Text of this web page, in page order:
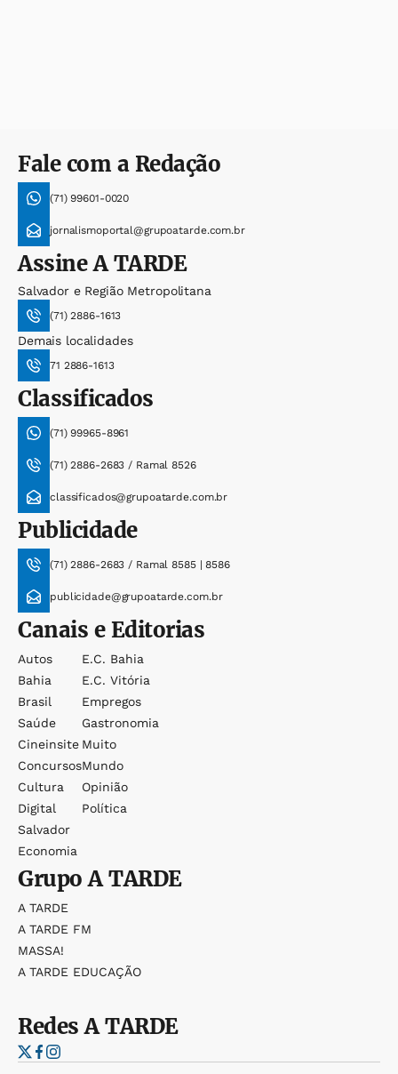
Fale com a Redação
(71) 99601-0020
jornalismoportal@grupoatarde.com.br
AssineA TARDE
Salvador e Região Metropolitana
(71) 2886-1613
Demais localidades
71 2886-1613
Classificados
(71) 99965-8961
(71) 2886-2683 / Ramal 8526
classificados@grupoatarde.com.br
Publicidade
(71) 2886-2683 / Ramal 8585 | 8586
publicidade@grupoatarde.com.br
Canais e Editorias
Autos
Bahia
Brasil
Saúde
Cineinsite
Concursos
Cultura
Digital
Salvador
Economia
E.c. Bahia
E.c. Vitória
Empregos
Gastronomia
Muito
Mundo
Opinião
Política
GrupoA TARDE
A TARDE
A TARDE FM
MASSA!
A TARDE EDUCAÇÃO
RedesA TARDE